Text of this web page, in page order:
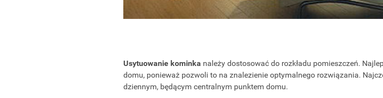
Usytuowanie kominka należy dostosować do rozkładu pomieszczeń.
domu, ponieważ pozwoli to na znalezienie optymalnego rozwiązania.
dziennym, będącym centralnym punktem domu.